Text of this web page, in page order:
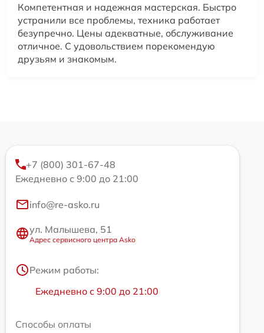
Компетентная и надежная мастерская. Быстро
устранили все проблемы, техника работает
безупречно. Цены адекватные, обслуживание
отличное. С удовольствием порекомендую
друзьям и знакомым.
+7 (800) 301-67-48
Ежедневно с 9:00 до 21:00
info@re-asko.ru
ул. Малышева, 51
Адрес сервисного центра Asko
Режим работы:
Ежедневно с 9:00 до 21:00
Способы оплаты